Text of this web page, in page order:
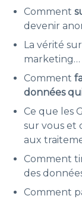
Comment
devenir
La vérité
marketing…
Comment
données
Ce que les
sur vous et
aux
Comment
des
Comment